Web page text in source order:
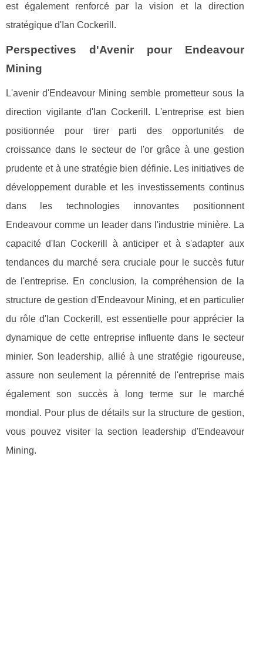
est également renforcé par la vision et la direction
stratégique d'Ian Cockerill.
Perspectives d'Avenir pour Endeavour
Mining
L'avenir d'Endeavour Mining semble prometteur sous la
direction vigilante d'Ian Cockerill. L'entreprise est bien
positionnée pour tirer parti des opportunités de
croissance dans le secteur de l'or grâce à une gestion
prudente et à une stratégie bien définie. Les initiatives de
développement durable et les investissements continus
dans les technologies innovantes positionnent
Endeavour comme un leader dans l'industrie minière. La
capacité d'Ian Cockerill à anticiper et à s'adapter aux
tendances du marché sera cruciale pour le succès futur
de l'entreprise. En conclusion, la compréhension de la
structure de gestion d'Endeavour Mining, et en particulier
du rôle d'Ian Cockerill, est essentielle pour apprécier la
dynamique de cette entreprise influente dans le secteur
minier. Son leadership, allié à une stratégie rigoureuse,
assure non seulement la pérennité de l'entreprise mais
également son succès à long terme sur le marché
mondial. Pour plus de détails sur la structure de gestion,
vous pouvez visiter la section leadership d'Endeavour
Mining.